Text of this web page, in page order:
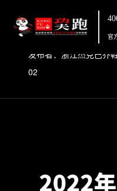
官
2022年，我想告诉你
发布者：浙江杰克巴
02